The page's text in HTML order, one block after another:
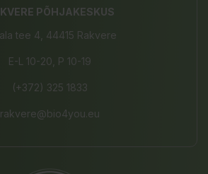
PÕHJAKESKUS
tee 4, 44415 Rakvere
E-L 10-20, P 10-19
(+372) 325 1833
rakvere@bio4you.eu